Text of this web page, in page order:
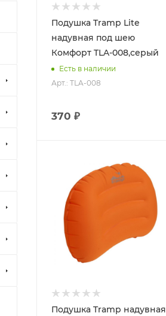
Подушка Tramp Lite
надувная под шею
Комфорт TLA-008,серый
Есть в наличии
Арт.: TLA-008
370 ₽
Подушка Tramp надувная